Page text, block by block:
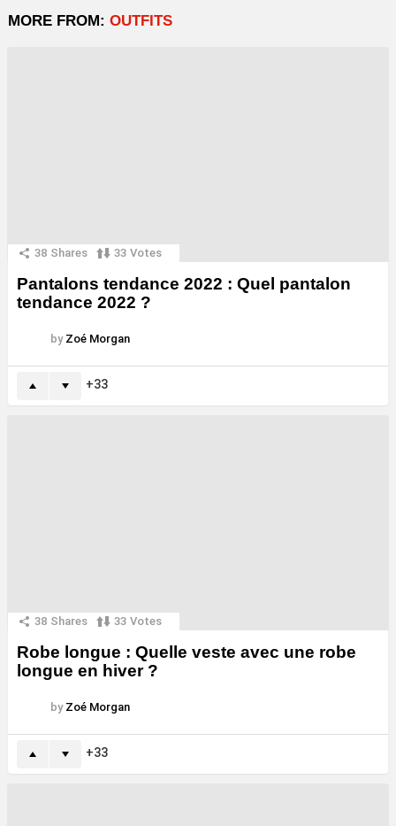
MORE FROM: OUTFITS
38 Shares 33 Votes
Pantalons tendance 2022 : Quel pantalon
tendance 2022 ?
by Zoé Morgan
33
38 Shares 33 Votes
Robe longue : Quelle veste avec une robe
longue en hiver ?
by Zoé Morgan
33